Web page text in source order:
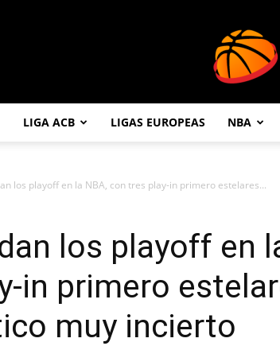
LIGA ACB LIGAS EUROPEAS NBA
los playoff en la NBA, con tres play-in primero estelares...
los playoff en
in primero
muy incierto